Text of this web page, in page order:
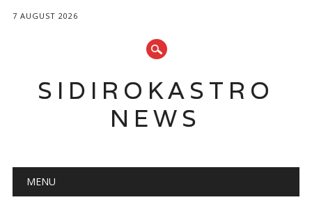
7 AUGUST 2026
SIDIROKASTRO
NEWS
Main menu
MENU